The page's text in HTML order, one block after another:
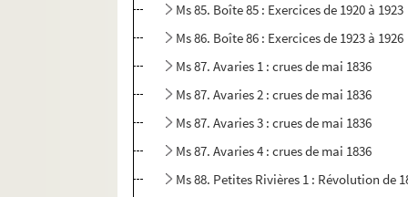
Ms 85. Boîte 85 : Exercices de 1920 à 1923
Ms 86. Boîte 86 : Exercices de 1923 à 1926
Ms 87. Avaries 1 : crues de mai 1836
Ms 87. Avaries 2 : crues de mai 1836
Ms 87. Avaries 3 : crues de mai 1836
Ms 87. Avaries 4 : crues de mai 1836
Ms 88. Petites Rivières 1 : Révolution de